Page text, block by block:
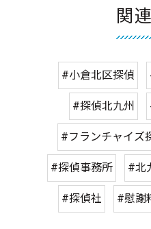
関
#小倉北区探偵
#探偵北九州
#フランチャイズ
#探偵事務所 #北
#探偵社 #慰謝